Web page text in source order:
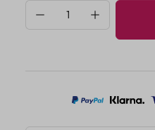
Produkt Anzahl: